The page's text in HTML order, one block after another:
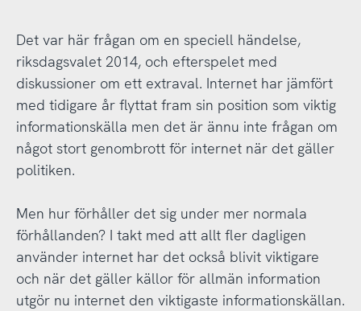
Det var här frågan om en speciell händelse,
riksdagsvalet 2014, och efterspelet med
diskussioner om ett extraval. Internet har jämfört
med tidigare år flyttat fram sin position som viktig
informationskälla men det är ännu inte frågan om
något stort genombrott för internet när det gäller
politiken.
Men hur förhåller det sig under mer normala
förhållanden? I takt med att allt fler dagligen
använder internet har det också blivit viktigare
och när det gäller källor för allmän information
utgör nu internet den viktigaste informationskällan.